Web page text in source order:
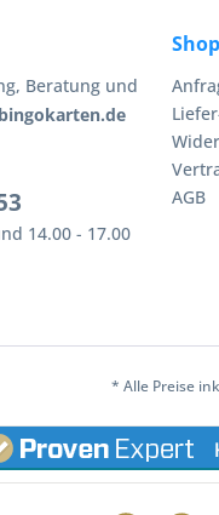
Beratung und
14.00 - 17.00
AGB
* Alle Preise